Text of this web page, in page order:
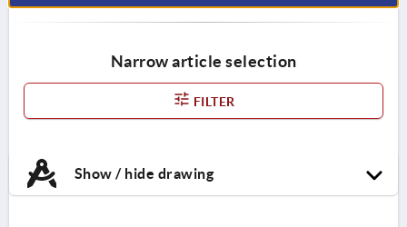
Narrow article selection
FILTER
Show / hide drawing